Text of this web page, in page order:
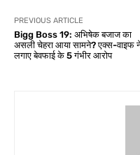
PREVIOUS ARTICLE
Bigg Boss 19: अभिषेक बजाज का
असली चेहरा आया सामने? एक्स-वाइफ
लगाए बेवफाई के 5 गंभीर आरोप